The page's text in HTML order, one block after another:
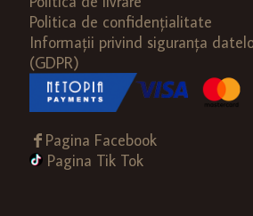
Politica de confidențialitate
Informații privind siguranța
(GDPR)
Pagina Facebook
Pagina Tik Tok